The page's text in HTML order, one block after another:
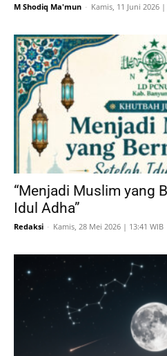
M Shodiq Ma'mun - Kamis, 11 Juni 2026 |
“Menjadi Muslim yang
Idul Adha”
Redaksi - Kamis, 28 Mei 2026 | 13:41 WIB